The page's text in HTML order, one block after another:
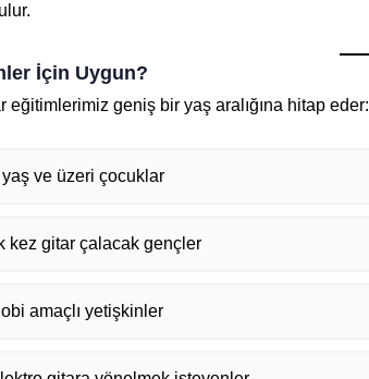
İçin Uygun?
eğitimlerimiz geniş bir yaş aralığına hitap eder:
ve üzeri çocuklar
kez gitar çalacak gençler
amaçlı yetişkinler